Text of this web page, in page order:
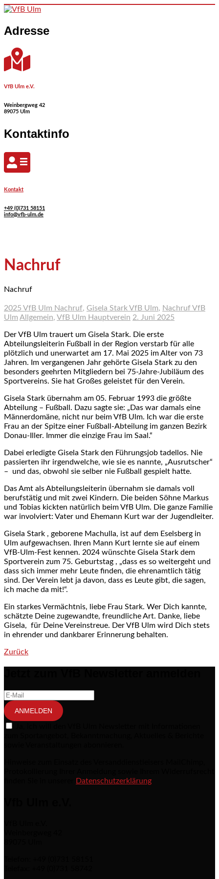
Skip to content
Adresse
VfB Ulm e.V.
Weinbergweg 42
89075 Ulm
Kontaktinfo
Kontakt
+49 (0)731 58151
info@vfb-ulm.de
Nachruf
Nachruf
2025 VfB Ulm Nachruf, Gisela Stark VfB Ulm, Nachruf VfB
Ulm Allgemein, VfB Ulm Hauptverein 2. Juni 2025
Der VfB Ulm trauert um Gisela Stark. Die erste
Abteilungsleiterin Fußball in der Region verstarb für alle
plötzlich und unerwartet am 17. Mai 2025 im Alter von 73
Jahren. Im vergangenen Jahr gehörte Gisela Stark zu den
besonders geehrten Mitgliedern bei 75-Jahre-Jubiläum des
Sportvereins. Sie hat Großes geleistet für den Verein.
Gisela Stark übernahm am 05. Februar 1993 die größte
Abteilung – Fußball. Dazu sagte sie: „Das war damals eine
Männerdomäne, nicht nur beim VfB Ulm. Ich war die erste
Frau an der Spitze einer Fußball-Abteilung im ganzen Bezirk
Donau-Iller. Immer die einzige Frau im Saal.“
Dabei erledigte Gisela Stark den Führungsjob tadellos. Nie
passierten ihr irgendwelche, wie sie es nannte, „Ausrutscher“
– und das, obwohl sie selber nie Fußball gespielt hatte.
Das Amt als Abteilungsleiterin übernahm sie damals voll
berufstätig und mit zwei Kindern. Die beiden Söhne Markus
und Tobias kickten natürlich beim VfB Ulm. Die ganze Familie
war involviert: Vater und Ehemann Kurt war der Jugendleiter.
Gisela Stark , geborene Machulla, ist auf dem Eselsberg in
Ulm aufgewachsen. Ihren Mann Kurt lernte sie auf einem
VfB-Ulm-Fest kennen. 2024 wünschte Gisela Stark dem
Sportverein zum 75. Geburtstag , „dass es so weitergeht und
dass sich immer mehr Leute finden, die ehrenamtlich tätig
sind. Der Verein lebt ja davon, dass es Leute gibt, die sagen,
ich mache da mit!“.
Ein starkes Vermächtnis, liebe Frau Stark. Wer Dich kannte,
schätzte Deine zugewandte, freundliche Art. Danke, liebe
Gisela, für Deine Vereinstreue. Der VfB Ulm wird Dich stets
in ehrender und dankbarer Erinnerung behalten.
Post navigation
Zurück
ANMELDEN
Datenschutzerklärung